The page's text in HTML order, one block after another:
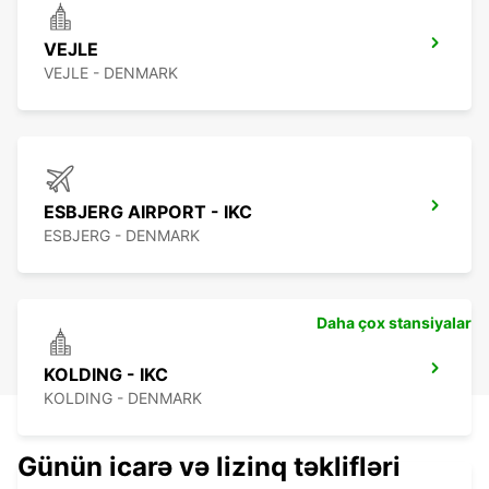
VEJLE
VEJLE - DENMARK
ESBJERG AIRPORT - IKC
ESBJERG - DENMARK
KOLDING - IKC
KOLDING - DENMARK
Daha çox stansiyalar
Günün icarə və lizinq təklifləri